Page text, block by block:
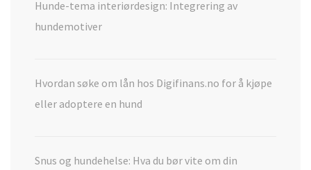
Hunde-tema interiørdesign: Integrering av
hundemotiver
Hvordan søke om lån hos Digifinans.no for å kjøpe
eller adoptere en hund
Snus og hundehelse: Hva du bør vite om din